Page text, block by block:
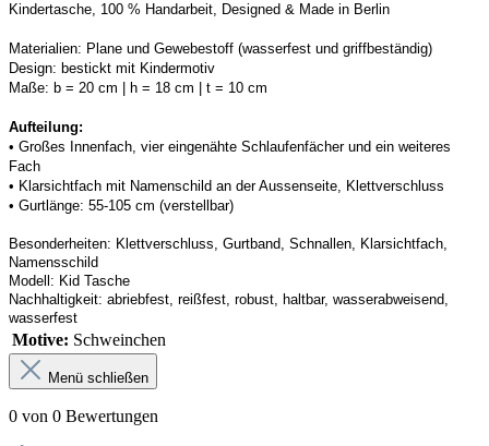
Kindertasche, 100 % Handarbeit, Designed & Made in Berlin
Materialien: Plane und Gewebestoff (wasserfest und griffbeständig)
Design: bestickt mit Kindermotiv
Maße: b = 20 cm | h = 18 cm | t = 10 cm
Aufteilung:
• Großes Innenfach, vier eingenähte Schlaufenfächer und ein weiteres
Fach
• Klarsichtfach mit Namenschild an der Aussenseite, Klettverschluss
• Gurtlänge: 55-105 cm (verstellbar)
Besonderheiten: Klettverschluss, Gurtband, Schnallen, Klarsichtfach,
Namensschild
Modell: Kid Tasche
Nachhaltigkeit: abriebfest, reißfest, robust, haltbar, wasserabweisend,
wasserfest
Motive: Schweinchen
Menü schließen
0 von 0 Bewertungen